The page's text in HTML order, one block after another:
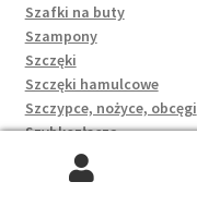
Szafki na buty
Szampony
Szczęki
Szczęki hamulcowe
Szczypce, nożyce, obcęgi
Szybkozłącza
T-shirty